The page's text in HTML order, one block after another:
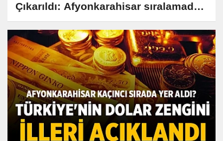
Çıkarıldı: Afyonkarahisar sıralamada
nerede?